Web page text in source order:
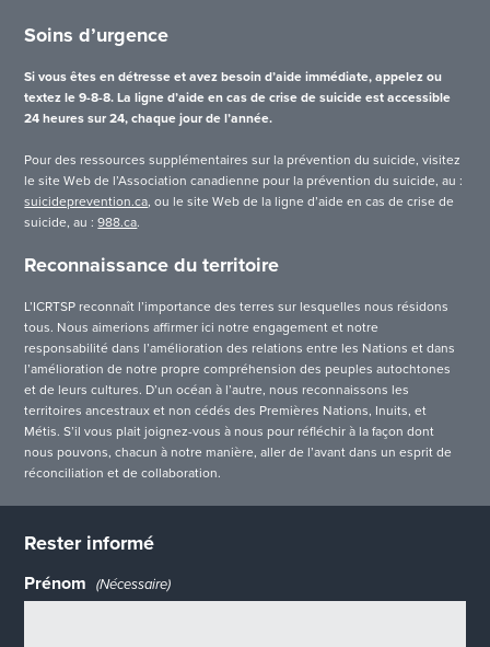
Soins d’urgence
Si vous êtes en détresse et avez besoin d’aide immédiate, appelez ou
textez le 9-8-8. La ligne d’aide en cas de crise de suicide est accessible
24 heures sur 24, chaque jour de l’année.
Pour des ressources supplémentaires sur la prévention du suicide, visitez
le site Web de l’Association canadienne pour la prévention du suicide, au :
suicideprevention.ca, ou le site Web de la ligne d’aide en cas de crise de
suicide, au :988.ca.
Reconnaissance du territoire
L’ICRTSP reconnaît l’importance des terres sur lesquelles nous résidons
tous. Nous aimerions affirmer ici notre engagement et notre
responsabilité dans l’amélioration des relations entre les Nations et dans
l’amélioration de notre propre compréhension des peuples autochtones
et de leurs cultures. D’un océan à l’autre, nous reconnaissons les
territoires ancestraux et non cédés des Premières Nations, Inuits, et
Métis. S’il vous plait joignez-vous à nous pour réfléchir à la façon dont
nous pouvons, chacun à notre manière, aller de l’avant dans un esprit de
réconciliation et de collaboration.
Rester informé
Prénom (Nécessaire)